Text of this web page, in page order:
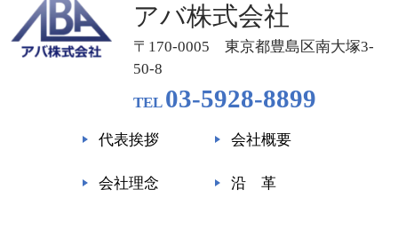
アバ株式会社
〒170-0005 東京都豊島区南大塚3-
50-8
TEL 03-5928-8899
代表挨拶 会社概要
会社理念 沿 革